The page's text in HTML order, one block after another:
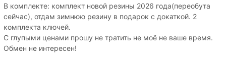
В комплекте: комплект новой резины 2026 года(переобута
сейчас), отдам зимнюю резину в подарок с докаткой. 2
комплекта ключей.
С глупыми ценами прошу не тратить не моё не ваше время.
Обмен не интересен!